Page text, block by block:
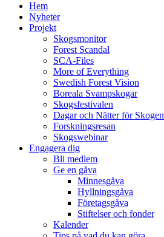
Hem
Nyheter
Projekt
Skogsmonitor
Forest Scandal
SCA-Files
More of Everything
Swedish Forest Vision
Boreala Svampskogar
Skogsfestivalen
Dagar och Nätter för Skogen
Forskningsresan
Skogswebinar
Engagera dig
Bli medlem
Ge en gåva
Minnesgåva
Hyllningsgåva
Företagsgåva
Stiftelser och fonder
Kalender